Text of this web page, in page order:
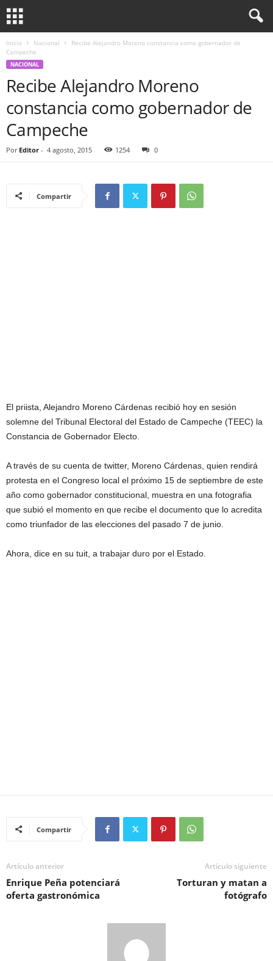
Inicio Nacional
Recibe Alejandro Moreno constancia como gobernador de
Campeche
NACIONAL
Recibe Alejandro Moreno
constancia como gobernador de
Campeche
Por Editor - 4 agosto, 2015 1254 0
Compartir
El priista, Alejandro Moreno Cárdenas recibió hoy en sesión
solemne del Tribunal Electoral del Estado de Campeche (TEEC) la
Constancia de Gobernador Electo.
A través de su cuenta de twitter, Moreno Cárdenas, quien rendirá
protesta en el Congreso local el próximo 15 de septiembre de este
año como gobernador constitucional, muestra en una fotografia
que subió el momento en que recibe el documento que lo acredita
como triunfador de las elecciones del pasado 7 de junio.
Ahora, dice en su tuit, a trabajar duro por el Estado.
Compartir
Artículo anterior
Enrique Peña potenciará
oferta gastronómica
Artículo siguiente
Torturan y matan a
fotógrafo